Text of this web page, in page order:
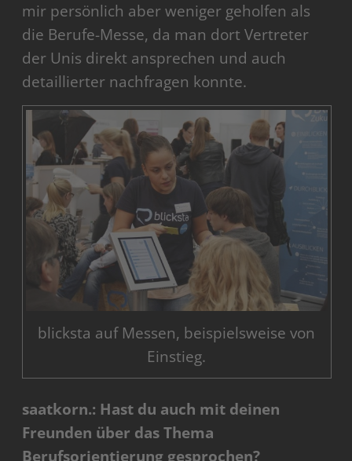
mir persönlich aber weniger geholfen als
die Berufe-Messe, da man dort Vertreter
der Unis direkt ansprechen und auch
detaillierter nachfragen konnte.
blicksta auf Messen, beispielsweise von
Einstieg.
saatkorn.: Hast du auch mit deinen
Freunden über das Thema
Berufsorientierung gesprochen?